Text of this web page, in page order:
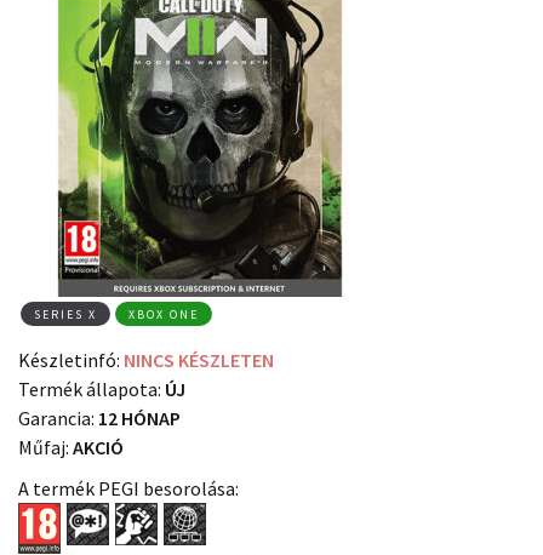
SERIES X XBOX ONE
Készletinfó: NINCS KÉSZLETEN
Termék állapota: ÚJ
Garancia: 12 HÓNAP
Műfaj: AKCIÓ
A termék PEGI besorolása: